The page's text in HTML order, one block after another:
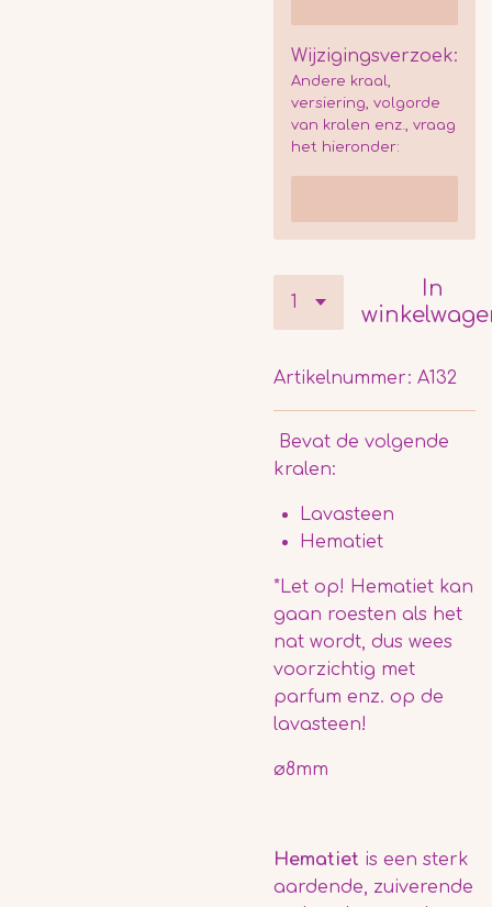
Wijzigingsverzoek:
Andere kraal,
versiering, volgorde
van kralen enz., vraag
het hieronder:
In
Artikelnummer: A132
Bevat de volgende
kralen:
Lavasteen
Hematiet
*Let op! Hematiet kan
gaan roesten als het
nat wordt, dus wees
voorzichtig met
parfum enz. op de
lavasteen!
ø8mm
Hematiet is een sterk
aardende, zuiverende